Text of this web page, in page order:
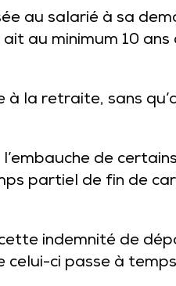
au salarié à sa
au minimum 10 ans
à la retraite, sans
de
partiel de fin de
indemnité de
ci passe à